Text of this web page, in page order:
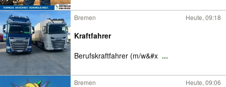
Bremen Heute, 09:18
Kraftfahrer
Berufskraftfahrer (m/w&#x ...
Bremen Heute, 09:06